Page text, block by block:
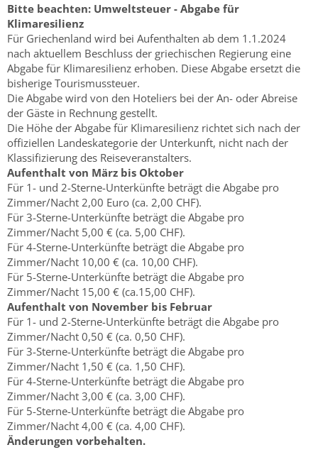
Bitte beachten: Umweltsteuer - Abgabe für
Klimaresilienz
Für Griechenland wird bei Aufenthalten ab dem 1.1.2024
nach aktuellem Beschluss der griechischen Regierung eine
Abgabe für Klimaresilienz erhoben. Diese Abgabe ersetzt die
bisherige Tourismussteuer.
Die Abgabe wird von den Hoteliers bei der An- oder Abreise
der Gäste in Rechnung gestellt.
Die Höhe der Abgabe für Klimaresilienz richtet sich nach der
offiziellen Landeskategorie der Unterkunft, nicht nach der
Klassifizierung des Reiseveranstalters.
Aufenthalt von März bis Oktober
Für 1- und 2-Sterne-Unterkünfte beträgt die Abgabe pro
Zimmer/Nacht 2,00 Euro (ca. 2,00 CHF).
Für 3-Sterne-Unterkünfte beträgt die Abgabe pro
Zimmer/Nacht 5,00 € (ca. 5,00 CHF).
Für 4-Sterne-Unterkünfte beträgt die Abgabe pro
Zimmer/Nacht 10,00 € (ca. 10,00 CHF).
Für 5-Sterne-Unterkünfte beträgt die Abgabe pro
Zimmer/Nacht 15,00 € (ca.15,00 CHF).
Aufenthalt von November bis Februar
Für 1- und 2-Sterne-Unterkünfte beträgt die Abgabe pro
Zimmer/Nacht 0,50 € (ca. 0,50 CHF).
Für 3-Sterne-Unterkünfte beträgt die Abgabe pro
Zimmer/Nacht 1,50 € (ca. 1,50 CHF).
Für 4-Sterne-Unterkünfte beträgt die Abgabe pro
Zimmer/Nacht 3,00 € (ca. 3,00 CHF).
Für 5-Sterne-Unterkünfte beträgt die Abgabe pro
Zimmer/Nacht 4,00 € (ca. 4,00 CHF).
Änderungen vorbehalten.